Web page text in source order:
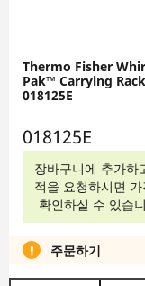
Thermo Fisher
Pak™ Carrying
018125E
018125E
장바구니에 추가하
적을 요청하시면 가
확인하실 수 있습
주문하기